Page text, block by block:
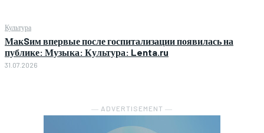
Культура
МакSим впервые после госпитализации появилась на
публике: Музыка: Культура: Lenta.ru
31.07.2026
― ADVERTISEMENT ―